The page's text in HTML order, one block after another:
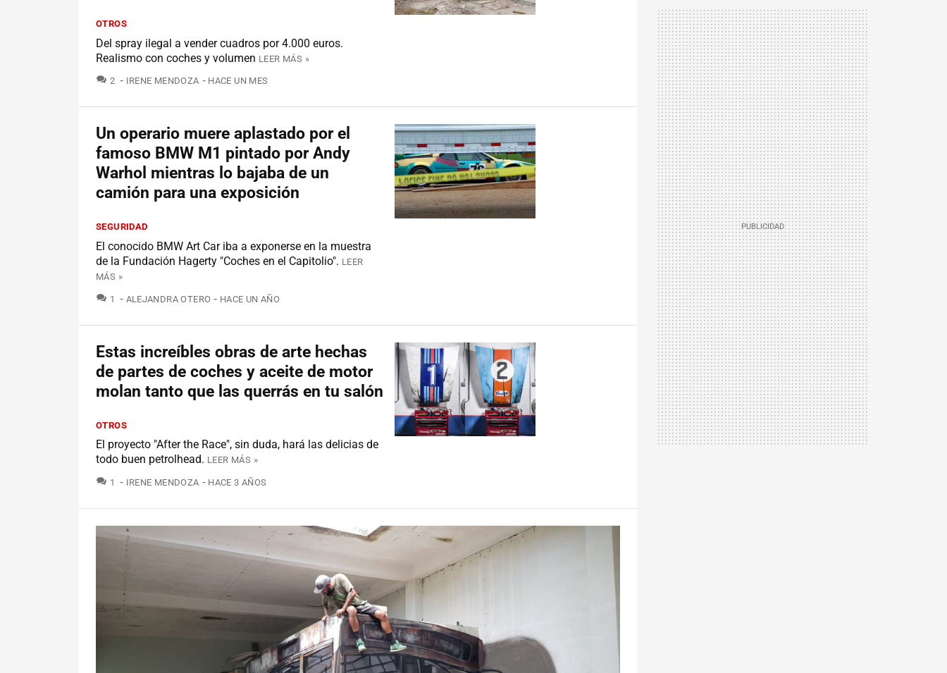
OTROS
Del spray ilegal a vender cuadros por 4.000 euros.
Realismo con coches y volumen LEER MÁS »
2 COMENTARIOS
IRENE MENDOZA HACE UN MES
Un operario muere aplastado por el
famoso BMW M1 pintado por Andy
Warhol mientras lo bajaba de un
camión para una exposición
SEGURIDAD
El conocido BMW Art Car iba a exponerse en la muestra
de la Fundación Hagerty "Coches en el Capitolio". LEER
MÁS »
1 COMENTARIOS
ALEJANDRA OTERO HACE UN AÑO
Estas increíbles obras de arte hechas
de partes de coches y aceite de motor
molan tanto que las querrás en tu salón
OTROS
El proyecto "After the Race", sin duda, hará las delicias de
todo buen petrolhead. LEER MÁS »
1 COMENTARIOS
IRENE MENDOZA HACE 3 AÑOS